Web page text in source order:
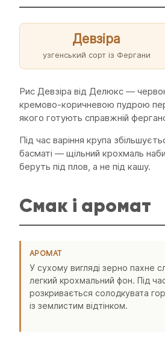
Девзіра
узгенський сорт із Фергани
Рис Девзіра від Делюкс —
кремово-коричневою пудрою
якого готують справжній
Під час варіння крупа
басматі — щільний крохмаль
беруть під плов, а не під кашу.
Смак і аромат
АРОМАТ
У сухому вигляді зерно пахне
легкий крохмальний фон. Під
розкривається солодкувата
із землистим відтінком.